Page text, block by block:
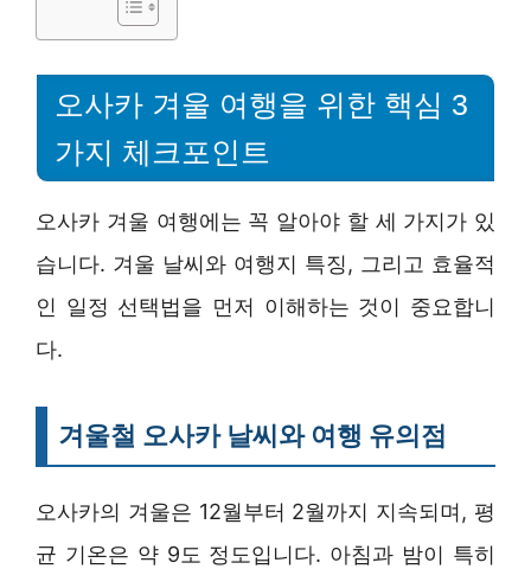
오사카 겨울 여행을 위한 핵심 3
가지 체크포인트
오사카 겨울 여행에는 꼭 알아야 할 세 가지가 있
습니다. 겨울 날씨와 여행지 특징, 그리고 효율적
인 일정 선택법을 먼저 이해하는 것이 중요합니
다.
겨울철 오사카 날씨와 여행 유의점
오사카의 겨울은 12월부터 2월까지 지속되며, 평
균 기온은 약 9도 정도입니다. 아침과 밤이 특히